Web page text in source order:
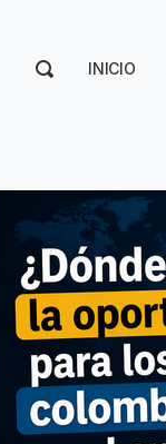
INICIO